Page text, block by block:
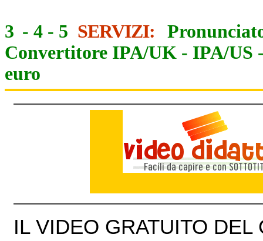
3 - 4 - 5 SERVIZI:
Convertitore IPA/UK - IPA/US
euro
IL VIDEO GRATUITO DEL